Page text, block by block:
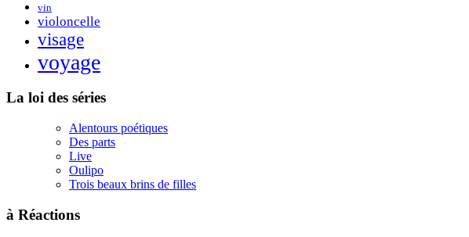
vin
violoncelle
visage
voyage
La loi des séries
Alentours poétiques
Des parts
Live
Oulipo
Trois beaux brins de filles
à Réactions